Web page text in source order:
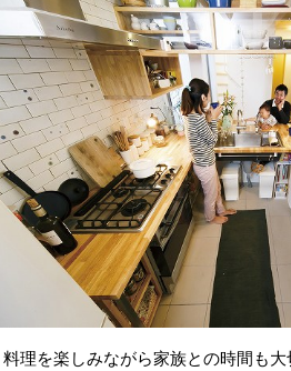
料理を楽しみながら家族との時間も